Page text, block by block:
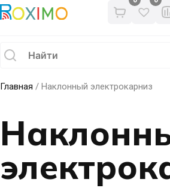
Главная / Наклонный электрокарниз